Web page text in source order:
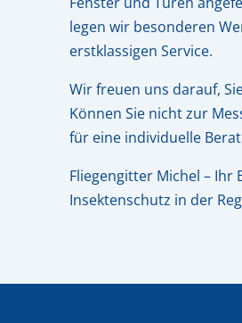
legen wir besonderen
erstklassigen Service.
Wir freuen uns darauf,
Können Sie nicht zur
für eine individuelle
Fliegengitter Michel –
Insektenschutz in der